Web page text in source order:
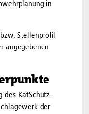
in
Stellenprofil
angegebenen
des KatSchutz-
der